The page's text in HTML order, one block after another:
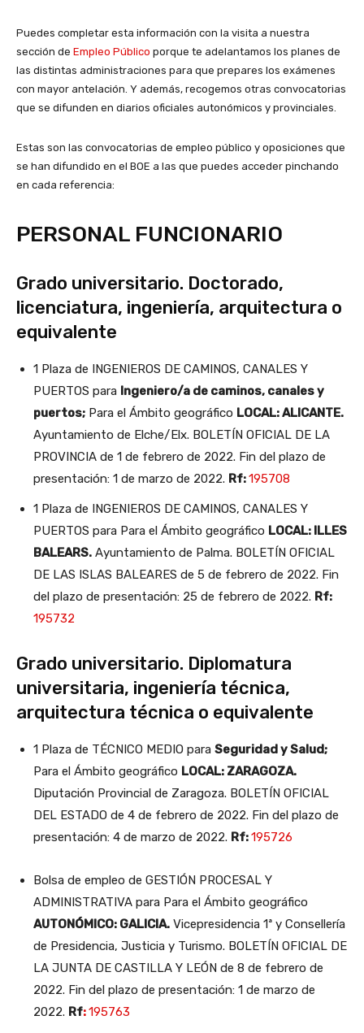
Puedes completar esta información con la visita a nuestra
sección de Empleo Público porque te adelantamos los planes de
las distintas administraciones para que prepares los exámenes
con mayor antelación. Y además, recogemos otras convocatorias
que se difunden en diarios oficiales autonómicos y provinciales.
Estas son las convocatorias de empleo público y oposiciones que
se han difundido en el BOE a las que puedes acceder pinchando
en cada referencia:
PERSONAL FUNCIONARIO
Grado universitario. Doctorado,
licenciatura, ingeniería, arquitectura o
equivalente
1 Plaza de INGENIEROS DE CAMINOS, CANALES Y
PUERTOS para Ingeniero/a de caminos, canales y
puertos; Para el Ámbito geográfico LOCAL: ALICANTE.
Ayuntamiento de Elche/Elx. BOLETÍN OFICIAL DE LA
PROVINCIA de 1 de febrero de 2022. Fin del plazo de
presentación: 1 de marzo de 2022. Rf:195708
1 Plaza de INGENIEROS DE CAMINOS, CANALES Y
PUERTOS para Para el Ámbito geográfico LOCAL: ILLES
BALEARS. Ayuntamiento de Palma. BOLETÍN OFICIAL
DE LAS ISLAS BALEARES de 5 de febrero de 2022. Fin
del plazo de presentación: 25 de febrero de 2022. Rf:
195732
Grado universitario. Diplomatura
universitaria, ingeniería técnica,
arquitectura técnica o equivalente
1 Plaza de TÉCNICO MEDIO para Seguridad y Salud;
Para el Ámbito geográfico LOCAL: ZARAGOZA.
Diputación Provincial de Zaragoza. BOLETÍN OFICIAL
DEL ESTADO de 4 de febrero de 2022. Fin del plazo de
presentación: 4 de marzo de 2022. Rf:195726
Bolsa de empleo de GESTIÓN PROCESAL Y
ADMINISTRATIVA para Para el Ámbito geográfico
AUTONÓMICO: GALICIA. Vicepresidencia 1ª y Consellería
de Presidencia, Justicia y Turismo. BOLETÍN OFICIAL DE
LA JUNTA DE CASTILLA Y LEÓN de 8 de febrero de
2022. Fin del plazo de presentación: 1 de marzo de
2022. Rf:195763